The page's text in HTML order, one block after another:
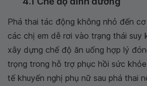
Phá thai tác động không nhỏ đến
các chị em dễ rơi vào trạng thái suy
xây dựng chế độ ăn uống hợp lý
trọng trong hỗ trợ phục hồi sức
tế khuyến nghị phụ nữ sau phá thai